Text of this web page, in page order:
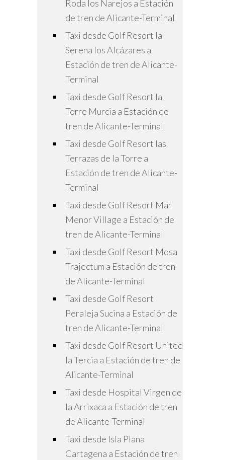
Roda los Narejos a Estación
de tren de Alicante-Terminal
Taxi desde Golf Resort la
Serena los Alcázares a
Estación de tren de Alicante-
Terminal
Taxi desde Golf Resort la
Torre Murcia a Estación de
tren de Alicante-Terminal
Taxi desde Golf Resort las
Terrazas de la Torre a
Estación de tren de Alicante-
Terminal
Taxi desde Golf Resort Mar
Menor Village a Estación de
tren de Alicante-Terminal
Taxi desde Golf Resort Mosa
Trajectum a Estación de tren
de Alicante-Terminal
Taxi desde Golf Resort
Peraleja Sucina a Estación de
tren de Alicante-Terminal
Taxi desde Golf Resort United
la Tercia a Estación de tren de
Alicante-Terminal
Taxi desde Hospital Virgen de
la Arrixaca a Estación de tren
de Alicante-Terminal
Taxi desde Isla Plana
Cartagena a Estación de tren